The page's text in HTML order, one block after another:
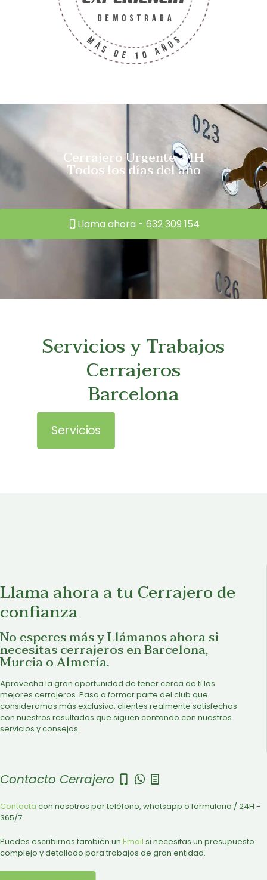
Cerrajero Urgente 24H
Todos los días del año
Llama ahora - 632 309 154
Servicios y Trabajos
Cerrajeros
Barcelona
Servicios
Llama ahora a tu Cerrajero de
confianza
No esperes más y Llámanos ahora si
necesitas cerrajeros en Barcelona,
Murcia o Almería.
Aprovecha la gran oportunidad de tener cerca de ti los
mejores cerrajeros. Pasa a formar parte del club que
consideramos más exclusivo: clientes realmente satisfechos
con nuestros resultados que siguen contando con nuestros
servicios y consejos.
Contacto Cerrajero
Contacta con nosotros por teléfono, whatsapp o formulario / 24H -
365/7
Puedes escribirnos también un Email si necesitas un presupuesto
complejo y detallado para trabajos de gran entidad.